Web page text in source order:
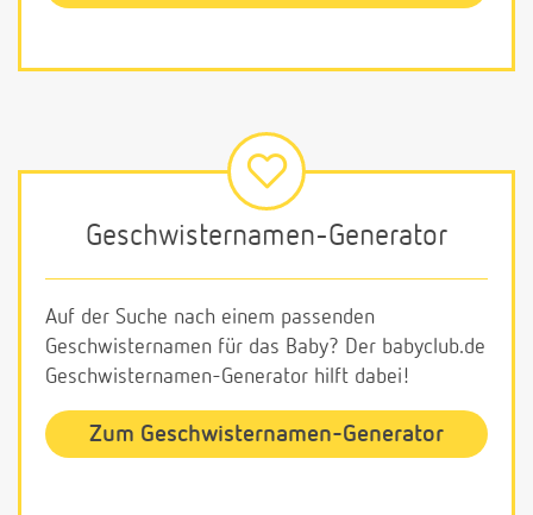
Geschwisternamen-Generator
Auf der Suche nach einem passenden
Geschwisternamen für das Baby? Der babyclub.de
Geschwisternamen-Generator hilft dabei!
Zum Geschwisternamen-Generator